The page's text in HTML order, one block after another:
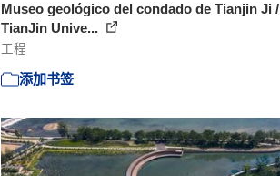
Museo geológico del condado de Tianjin Ji /
TianJin Unive...
工程
添加书签